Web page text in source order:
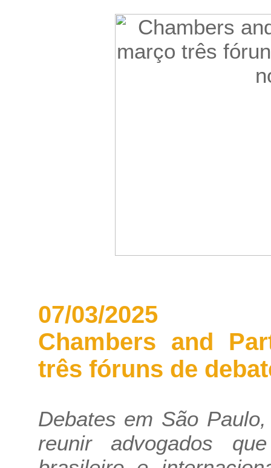
07/03/2025
Chambers and
três fóruns de
Debates em São
reunir advogados